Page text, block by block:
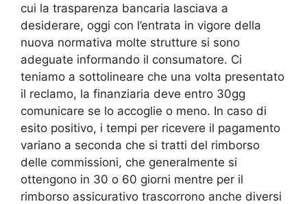
cui la trasparenza bancaria lasciava a
desiderare, oggi con l’entrata in vigore della
nuova normativa molte strutture si sono
adeguate informando il consumatore. Ci
teniamo a sottolineare che una volta presentato
il reclamo, la finanziaria deve entro 30gg
comunicare se lo accoglie o meno. In caso di
esito positivo, i tempi per ricevere il pagamento
variano a seconda che si tratti del rimborso
delle commissioni, che generalmente si
ottengono in 30 o 60 giorni mentre per il
rimborso assicurativo trascorrono anche diversi